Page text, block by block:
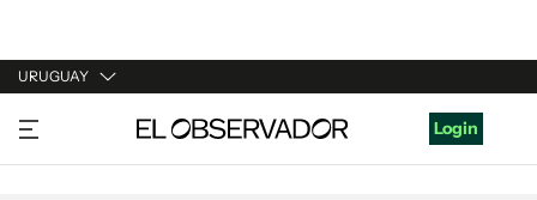
URUGUAY
URUGUAY
ARGENTINA
Login